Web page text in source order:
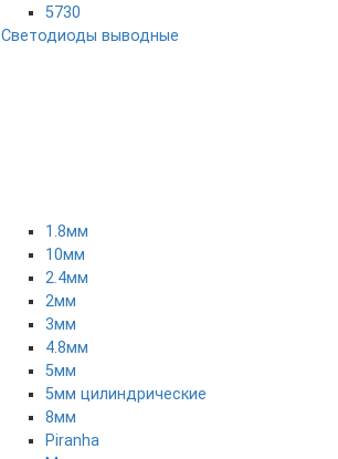
5730
Светодиоды выводные
1.8мм
10мм
2.4мм
2мм
3мм
4.8мм
5мм
5мм цилиндрические
8мм
Piranha